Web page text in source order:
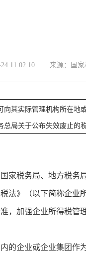
11:02:10 来源： 国
向其实际管理机构所在
总局关于公布失效废止
家税务局、地方税务
》（以下简称企业
，加强企业所得税
企业或企业集团作